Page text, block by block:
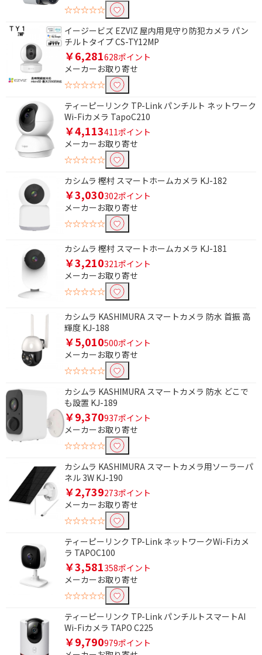
☆☆☆☆☆
イージービズ EZVIZ 屋内用見守り防犯カメラ パン
チルトタイプ CS-TY12MP
￥6,281628ポイント
メーカーお取り寄せ
☆☆☆☆☆
ティーピーリンク TP-Link パンチルト ネットワーク
Wi-Fiカメラ TapoC210
￥4,113411ポイント
メーカーお取り寄せ
☆☆☆☆☆
カシムラ 樫村 スマートホームカメラ KJ-182
￥3,030302ポイント
メーカーお取り寄せ
☆☆☆☆☆
カシムラ 樫村 スマートホームカメラ KJ-181
￥3,210321ポイント
メーカーお取り寄せ
☆☆☆☆☆
カシムラ KASHIMURA スマートカメラ 防水 首振 高
輝度 KJ-188
￥5,010500ポイント
メーカーお取り寄せ
☆☆☆☆☆
カシムラ KASHIMURA スマートカメラ 防水 どこで
も設置 KJ-189
￥9,370937ポイント
メーカーお取り寄せ
☆☆☆☆☆
カシムラ KASHIMURA スマートカメラ用ソーラーパ
ネル 3W KJ-190
￥2,739273ポイント
メーカーお取り寄せ
☆☆☆☆☆
ティーピーリンク TP-Link ネットワークWi-Fiカメ
ラ TAPOC100
￥3,581358ポイント
メーカーお取り寄せ
☆☆☆☆☆
ティーピーリンク TP-Link パンチルトスマートAI
Wi-Fiカメラ TAPO C225
￥9,790979ポイント
条件で絞り込む
フリーワードで絞り込む
除外する にチェックを入れると、指定したワード
を除外して検索します。
価格で絞り込む
円
円
首振りで絞り込む
チルト・パン(上下左右)
有線・無線で絞り込む
無線
暗視で絞り込む
暗視対応
画素数で絞り込む
100万画素～200万画素
未満
200万画素～300万画素
未満
300万画素～400万画素
未満
400万画素～500万画素
500万画素～600万画素
未満